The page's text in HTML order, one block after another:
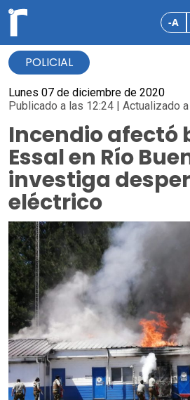
-A
POLICIAL
Lunes 07 de diciembre de 2020
Publicado a las 12:24 | Actualizado
Incendio afectó
Essal en Río
investiga
eléctrico